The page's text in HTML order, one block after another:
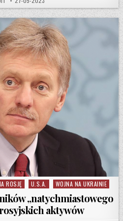
ROSJĘ U.S.A. WOJNA NA UKRAINIE
„natychmiastowego
aktywów